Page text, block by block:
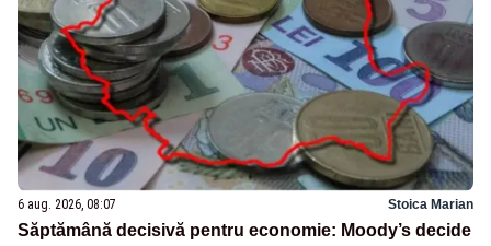
6 aug. 2026, 08:07 Stoica Marian
Săptămână decisivă pentru economie: Moody’s decide